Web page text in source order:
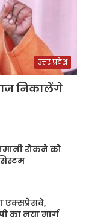
उत्तर प्रदेश
निकालेंगे
रोकने को
एक्सप्रेसवे,
का नया मार्ग